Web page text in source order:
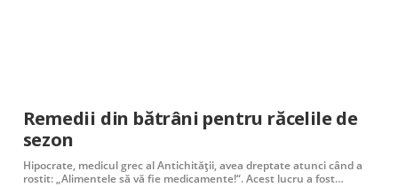
Remedii din bătrâni pentru răcelile de
sezon
Hipocrate, medicul grec al Antichității, avea dreptate atunci când a
rostit: „Alimentele să vă fie medicamente!“. Acest lucru a fost…